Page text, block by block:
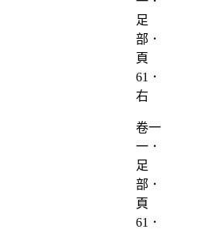
卷一
一．
足
部．
頁
61．